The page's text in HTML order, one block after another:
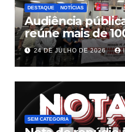
DESTAQUE NOTÍCIAS
Audiência
reúne mais de
trabalhadores e
unificada para a
gastronomia
24 DE JULHO DE 2026
SEM CATEGORIA